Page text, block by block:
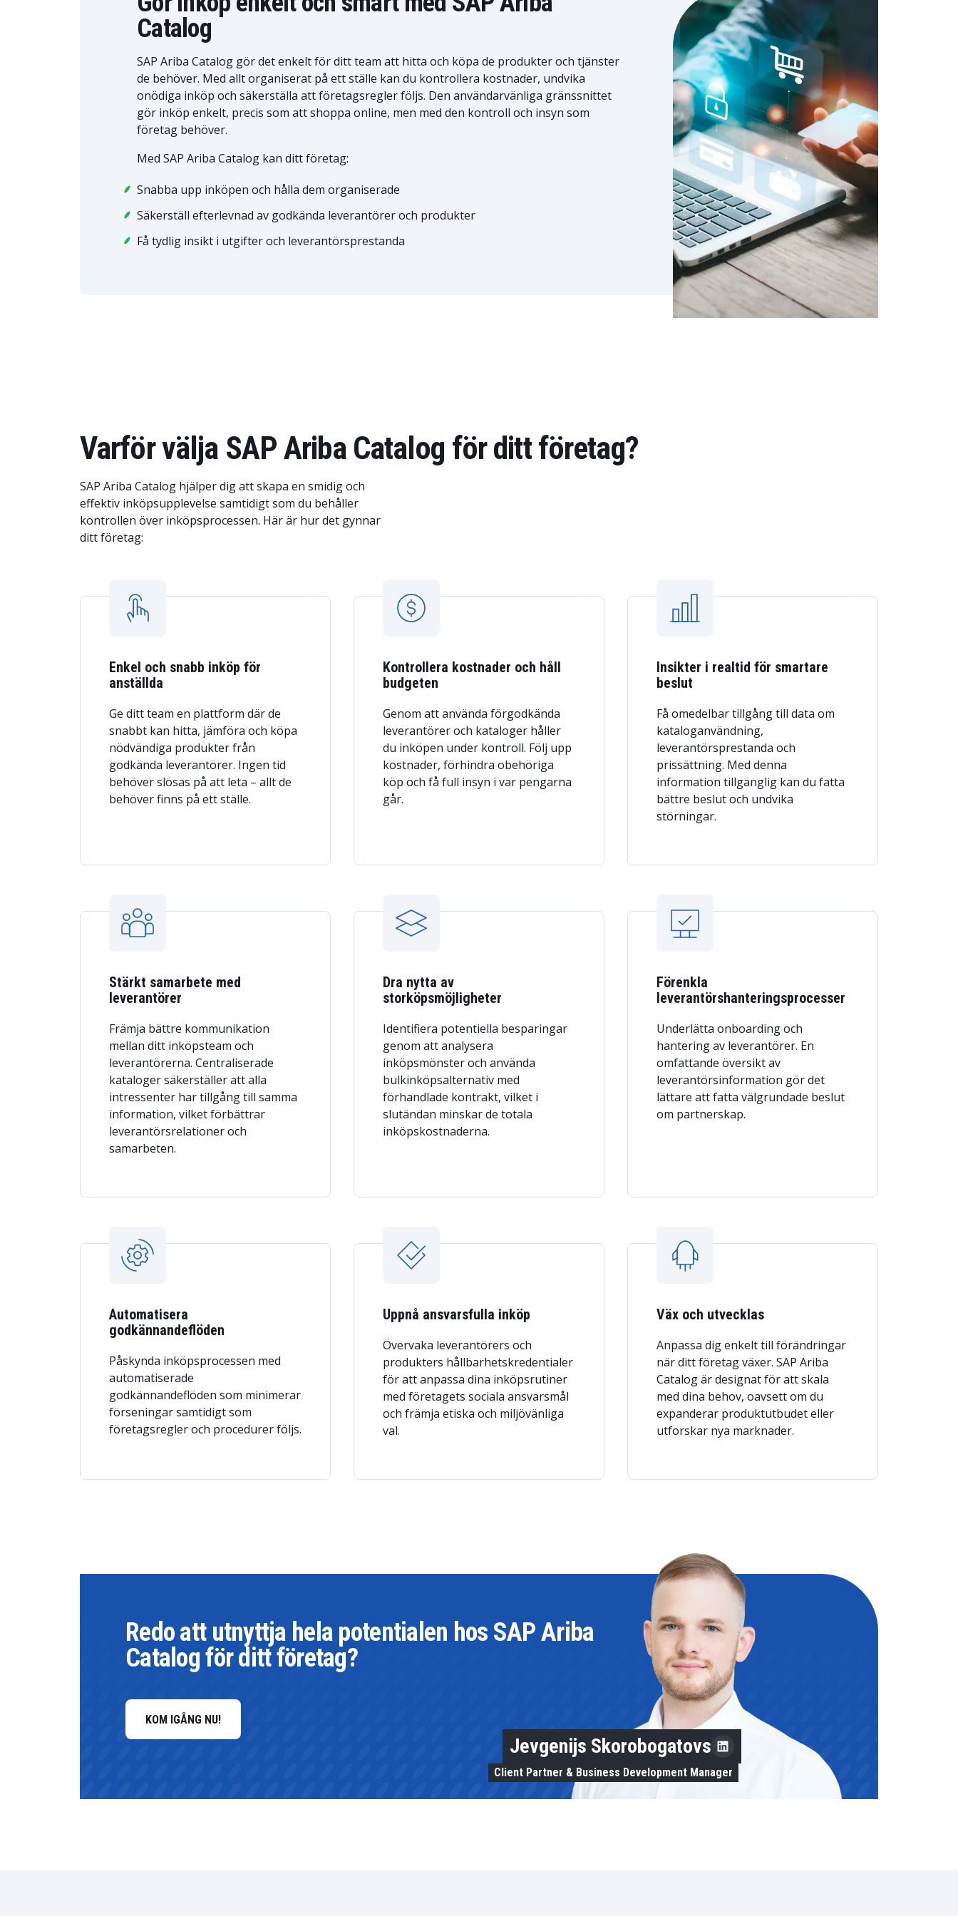
Catalog
SAP Ariba Catalog gör det enkelt för ditt team att hitta och köpa de produkter och tjänster
de behöver. Med allt organiserat på ett ställe kan du kontrollera kostnader, undvika
onödiga inköp och säkerställa att företagsregler följs. Den användarvänliga gränssnittet
gör inköp enkelt, precis som att shoppa online, men med den kontroll och insyn som
företag behöver.
Med SAP Ariba Catalog kan ditt företag:
Snabba upp inköpen och hålla dem organiserade
Säkerställ efterlevnad av godkända leverantörer och produkter
Få tydlig insikt i utgifter och leverantörsprestanda
Varför välja SAP Ariba Catalog för ditt företag?
SAP Ariba Catalog hjälper dig att skapa en smidig och
effektiv inköpsupplevelse samtidigt som du behåller
kontrollen över inköpsprocessen. Här är hur det gynnar
ditt företag:
Enkel och snabb inköp för
anställda
Ge ditt team en plattform där de
snabbt kan hitta, jämföra och köpa
nödvändiga produkter från
godkända leverantörer. Ingen tid
behöver slösas på att leta – allt de
behöver finns på ett ställe.
Kontrollera kostnader och håll
budgeten
Genom att använda förgodkända
leverantörer och kataloger håller
du inköpen under kontroll. Följ upp
kostnader, förhindra obehöriga
köp och få full insyn i var pengarna
går.
Insikter i realtid för smartare
beslut
Få omedelbar tillgång till data om
kataloganvändning,
leverantörsprestanda och
prissättning. Med denna
information tillgänglig kan du fatta
bättre beslut och undvika
störningar.
Stärkt samarbete med
leverantörer
Främja bättre kommunikation
mellan ditt inköpsteam och
leverantörerna. Centraliserade
kataloger säkerställer att alla
intressenter har tillgång till samma
information, vilket förbättrar
leverantörsrelationer och
samarbeten.
Dra nytta av
storköpsmöjligheter
Identifiera potentiella besparingar
genom att analysera
inköpsmönster och använda
bulkinköpsalternativ med
förhandlade kontrakt, vilket i
slutändan minskar de totala
inköpskostnaderna.
Förenkla
leverantörshanteringsprocesser
Underlätta onboarding och
hantering av leverantörer. En
omfattande översikt av
leverantörsinformation gör det
lättare att fatta välgrundade beslut
om partnerskap.
Automatisera
godkännandeflöden
Påskynda inköpsprocessen med
automatiserade
godkännandeflöden som minimerar
förseningar samtidigt som
företagsregler och procedurer följs.
Uppnå ansvarsfulla inköp
Övervaka leverantörers och
produkters hållbarhetskredentialer
för att anpassa dina inköpsrutiner
med företagets sociala ansvarsmål
och främja etiska och miljövänliga
val.
Väx och utvecklas
Anpassa dig enkelt till förändringar
när ditt företag växer. SAP Ariba
Catalog är designat för att skala
med dina behov, oavsett om du
expanderar produktutbudet eller
utforskar nya marknader.
Redo att utnyttja hela potentialen hos SAP Ariba
Catalog för ditt företag?
KOM IGÅNG NU!
Jevgenijs Skorobogatovs
Client Partner & Business Development Manager